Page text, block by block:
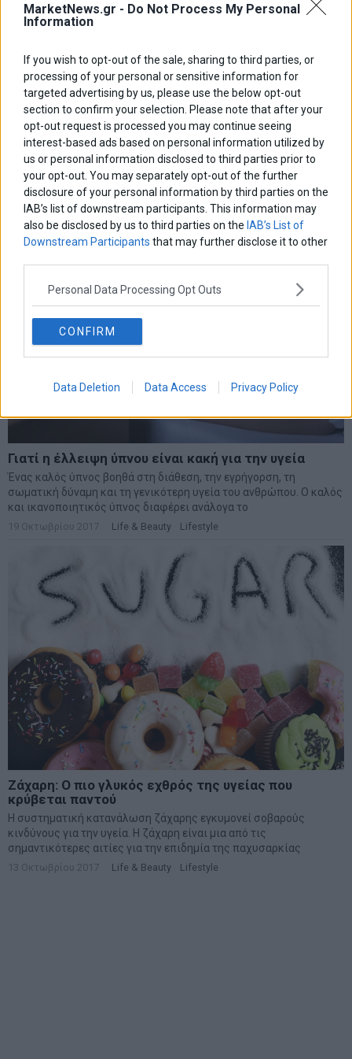
MarketNews.gr - Do Not Process My Personal
Information
If you wish to opt-out of the sale, sharing to third parties, or
processing of your personal or sensitive information for
targeted advertising by us, please use the below opt-out
section to confirm your selection. Please note that after your
opt-out request is processed you may continue seeing
interest-based ads based on personal information utilized by
us or personal information disclosed to third parties prior to
your opt-out. You may separately opt-out of the further
disclosure of your personal information by third parties on the
IAB’s list of downstream participants. This information may
also be disclosed by us to third parties on the IAB’s List of
Downstream Participants that may further disclose it to other
Personal Data Processing Opt Outs
CONFIRM
Data Deletion Data Access Privacy Policy
Ζάχαρη: Ο πιο γλυκός εχθρός της υγείας που
κρύβεται παντού
Η συστηματική κατανάλωση ζάχαρης εγκυμονεί σοβαρούς
κινδύνους για την υγεία. Η ζάχαρη είναι μια από τις
σημαντικότερες αιτίες για την επιδημία της παχυσαρκίας
13 Οκτωβρίου 2017 Life & Beauty · Lifestyle
Παγκόσμια ημέρα παχυσαρκίας – πρωταθλήτρια η
Ελλάδα σε παχύσαρκα αγόρια
Η Ελλάδα έχει τη μεγαλύτερη αναλογία παχύσαρκων αγοριών
στην Ευρώπη (16,7% του πληθυσμού), ενώ η Μάλτα τα
περισσότερα παχύσαρκα κορίτσια
Το 30% του παγκόσμιου πληθυσμού είναι
παχύσαρκοι
Περίπου 2,2 δισεκατομμύρια άνθρωποι παγκοσμίως - παιδιά και
ενήλικες- ή σχεδόν το 30% του παγκόσμιου πληθυσμού
αντιμετωπίζουν αυξημένους κινδύνους υγείας
12 Ιουνίου 2017 Ιατρικά Θέματα - Διατροφή